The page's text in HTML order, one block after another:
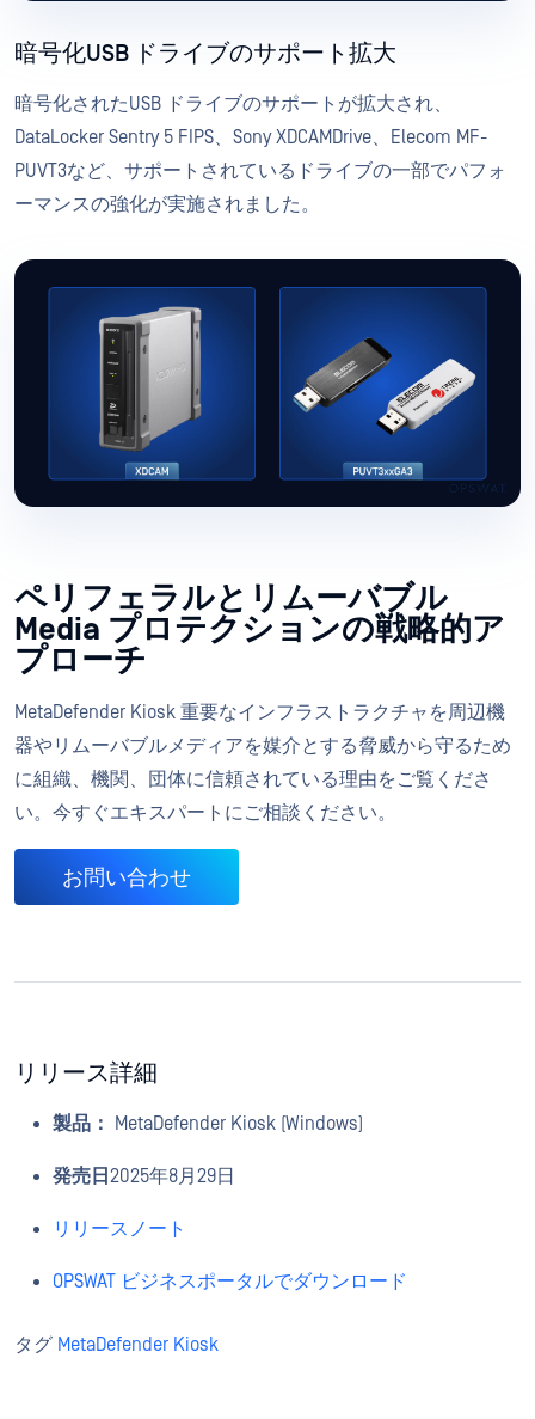
暗号化USB ドライブのサポート拡大
暗号化されたUSB ドライブのサポートが拡大され、
DataLocker Sentry 5 FIPS、Sony XDCAMDrive、Elecom MF-
PUVT3など、サポートされているドライブの一部でパフォ
ーマンスの強化が実施されました。
ペリフェラルとリムーバブル
Media プロテクションの戦略的ア
プローチ
MetaDefender Kiosk 重要なインフラストラクチャを周辺機
器やリムーバブルメディアを媒介とする脅威から守るため
に組織、機関、団体に信頼されている理由をご覧くださ
い。今すぐエキスパートにご相談ください。
お問い合わせ
リリース詳細
製品： MetaDefender Kiosk (Windows)
発売日 2025年8月29日
リリースノート
OPSWAT ビジネスポータルでダウンロード
タグ MetaDefender Kiosk